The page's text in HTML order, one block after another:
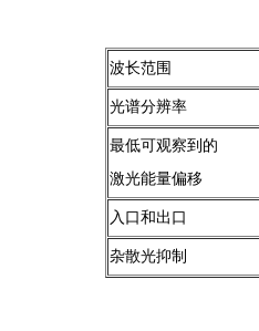
波长范围
光谱分辨率
最低可观察到的
激光能量偏移
入口和出口
杂散光抑制